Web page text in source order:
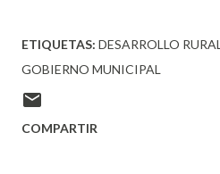
ETIQUETAS: DESARROLLO RURAL
GOBIERNO MUNICIPAL
COMPARTIR